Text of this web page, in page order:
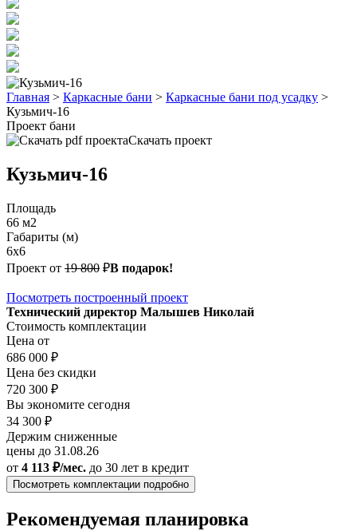
Главная > Каркасные бани > Каркасные бани под усадку >
Кузьмич-16
Проект бани
Скачать проект
Кузьмич-16
Площадь
66 м2
Габариты (м)
6х6
Проект от 19 800 ₽В подарок!
Посмотреть построенный проект
Технический директор Малышев Николай
Стоимость комплектации
Цена от
686 000 ₽
Цена без скидки
720 300 ₽
Вы экономите сегодня
34 300 ₽
Держим сниженные
цены до 31.08.26
от 4 113 ₽/мес. до 30 лет в кредит
Посмотреть комплектации подробно
Рекомендуемая планировка